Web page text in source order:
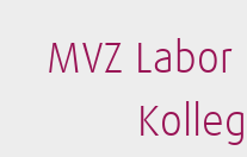
MVZ